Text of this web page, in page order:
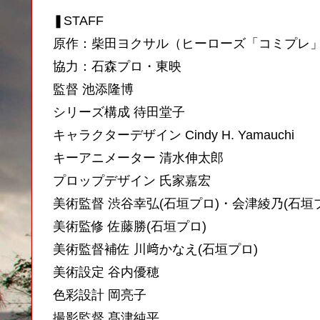
❚STAFF
原作：柴田ヨクサル（ヒーローズ「コミプレ」
協力：石森プロ・東映
監督 池添隆博
シリーズ構成 待田堂子
キャラクターデザイン Cindy H. Yamauchi
キーアニメーター 清水伸太郎
プロップデザイン 氏家嘉宏
美術監督 渋谷幸弘(石垣プロ)・会津綾乃(石垣
美術監修 佐藤勝(石垣プロ)
美術監督補佐 川﨑かなえ(石垣プロ)
美術設定 谷内優穂
色彩設計 岡亮子